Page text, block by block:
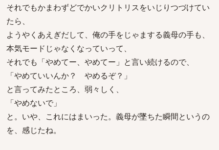
それでもかまわずどでかいクリトリスをいじりつづけてい
たら、
ようやくあえぎだして、俺の手をじゃまする義母の手も、
本気モードじゃなくなっていって、
それでも「やめてー、やめてー」と言い続けるので、
「やめていいんか？ やめるぞ？」
と言ってみたところ、弱々しく、
「やめないで」
と。いや、これにはまいった。義母が墜ちた瞬間というの
を、感じたね。